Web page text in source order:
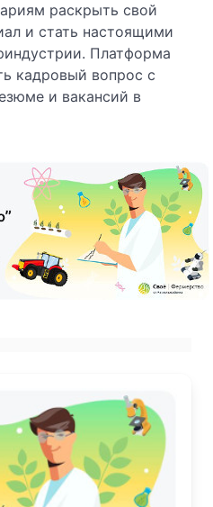
раскрыть свой
и стать настоящими
Платформа
кадровый вопрос с
и вакансий в